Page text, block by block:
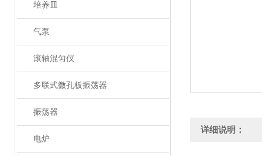
培养皿
气泵
滚轴混匀仪
多联式微孔板振荡器
振荡器
电炉
详细说明：